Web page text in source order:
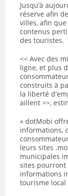
Jusqu’à
réserve afin
villes, afin
contenus
des touristes.
<< Avec des
ligne, et plus
construits à
la liberté
aillent >>,
« dotMobi
informations,
leurs sites
municipales
sites pourront
informations
tourisme local